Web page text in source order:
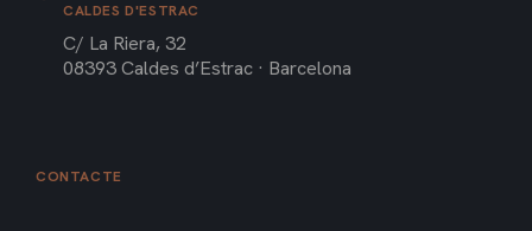
CALDES D'ESTRAC
C/ La Riera, 32
08393 Caldes d’Estrac · Barcelona
CONTACTE